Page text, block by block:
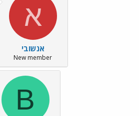
א
אנשובי
New member
B